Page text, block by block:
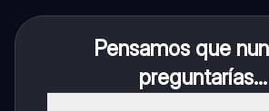
Pensamos que
preguntarías...